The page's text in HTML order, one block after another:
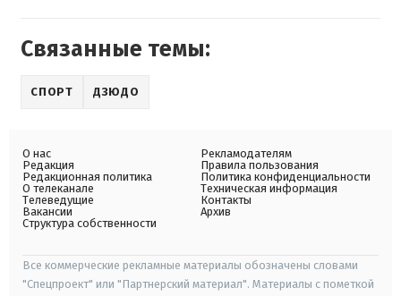
Связанные темы:
СПОРТ ДЗЮДО
О нас
Редакция
Редакционная политика
О телеканале
Телеведущие
Вакансии
Структура собственности
Рекламодателям
Правила пользования
Политика конфиденциальности
Техническая информация
Контакты
Архив
Все коммерческие рекламные материалы обозначены словами
"Спецпроект" или "Партнерский материал". Материалы с пометкой